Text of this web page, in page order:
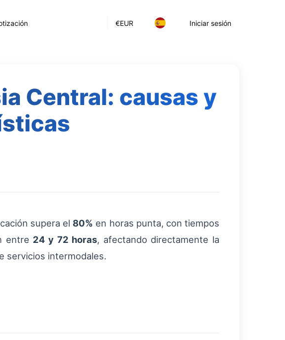
€EUR Iniciar sesión
Central: causas y
supera el 80% en horas punta, con tiempos
entre 24 y 72 horas, afectando directamente la
servicios intermodales.